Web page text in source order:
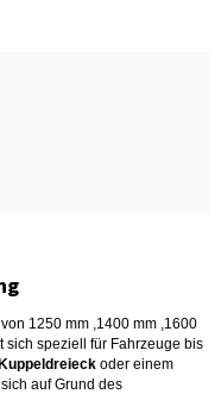
1250 mm ,1400 mm ,1600
sich speziell für Fahrzeuge bis
Kuppeldreieck oder einem
auf Grund des